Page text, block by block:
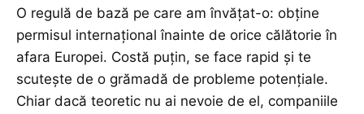
O regulă de bază pe care am învățat-o: obține
permisul internațional înainte de orice călătorie în
afara Europei. Costă puțin, se face rapid și te
scutește de o grămadă de probleme potențiale.
Chiar dacă teoretic nu ai nevoie de el, companiile